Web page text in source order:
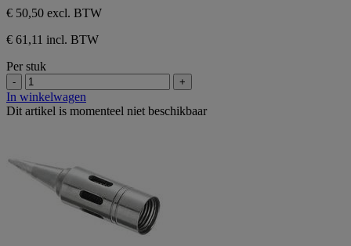
€ 50,50 excl. BTW
€ 61,11 incl. BTW
Per stuk
- +
In winkelwagen
Dit artikel is momenteel niet beschikbaar